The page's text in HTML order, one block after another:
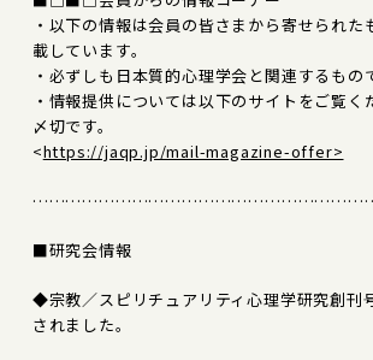
・以下の情報は会員の皆さまから寄せられた
載しています。
・必ずしも日本質的心理学会と関連するもの
・情報提供については以下のサイトをご覧く
〆切です。
<https://jaqp.jp/mail-magazine-offer>
■研究会情報
◆宗教／スピリチュアリティ心理学研究創刊
されました。